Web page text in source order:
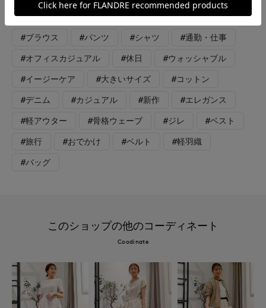
もお使いいただけます。
#ブラウス #パンツ #シャツ #通勤・仕事
#オフィスカジュアル #休日 #ウォッシャブル
#イージーケア #大きいサイズ #コットン
#デニム #カジュアル #新作 #エレガンス
#軽アウター #骨格ウェーブ #ジレ #ベスト
#旅行 #おでかけ #ベルト #軽羽織
#バッグ
このショップの他のコーディネート
Coodinate